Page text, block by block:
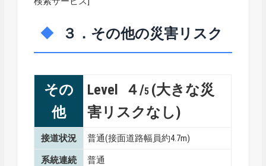
３．その他の災害リスク
その
他
Level ４/5 (大きな災
害リスクなし)
接道状況 普通(接面道路幅員約4.7m)
系統連続
普通